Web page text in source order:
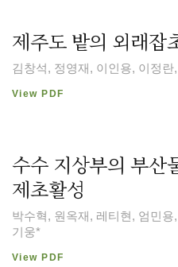
제주도 밭의 외래잡
김창석, 정영재, 이인용, 이정
View PDF
수수 지상부의 부산
제초활성
박수혁, 원옥재, 레티현, 엄민
기웅*
View PDF